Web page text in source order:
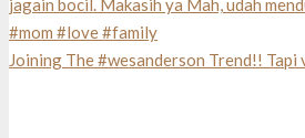
Joining The #wesanderson Trend!! Tapi